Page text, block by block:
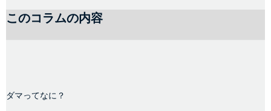
このコラムの内容
ダマってなに？